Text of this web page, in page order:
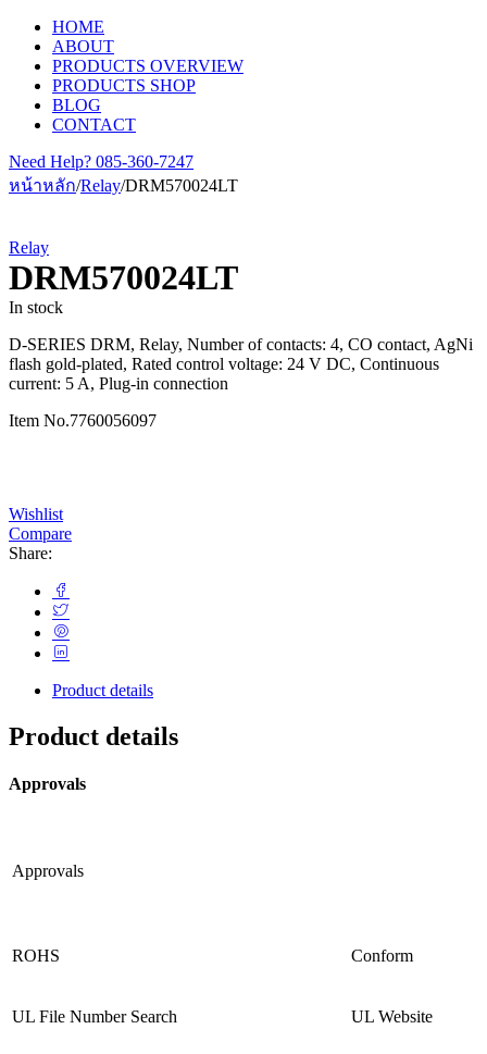
HOME
ABOUT
PRODUCTS OVERVIEW
PRODUCTS SHOP
BLOG
CONTACT
Need Help? 085-360-7247
หน้าหลัก/Relay/DRM570024LT
Relay
DRM570024LT
In stock
D-SERIES DRM, Relay, Number of contacts: 4, CO contact, AgNi
flash gold-plated, Rated control voltage: 24 V DC, Continuous
current: 5 A, Plug-in connection
Item No.7760056097
Wishlist
Compare
Share:
Product details
Product details
Approvals
Approvals
ROHS Conform
UL File Number Search UL Website